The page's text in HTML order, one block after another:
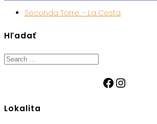
Seconda Torre – La Cesta
Hľadať
Search
Facebook
Lokalita